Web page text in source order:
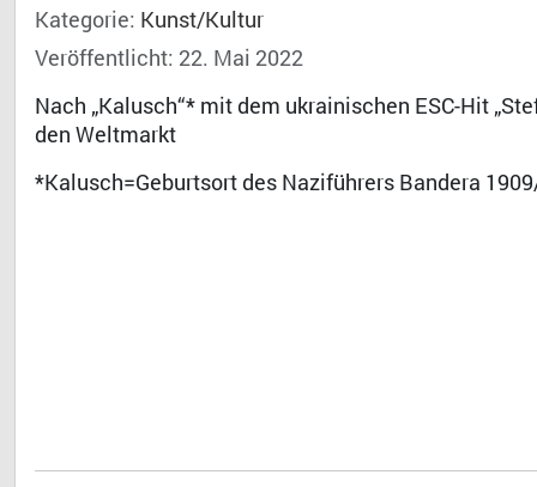
Kategorie: Kunst/Kultur
Veröffentlicht: 22. Mai 2022
Nach „Kalusch“* mit dem ukrainischen ESC-Hit
den Weltmarkt
*Kalusch=Geburtsort des Naziführers Bandera